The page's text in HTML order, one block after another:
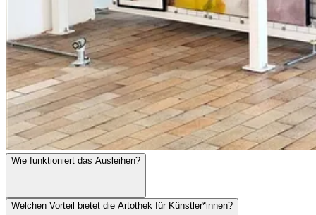
Wie funktioniert das Ausleihen?
Welchen Vorteil bietet die Artothek für Künstler*innen?